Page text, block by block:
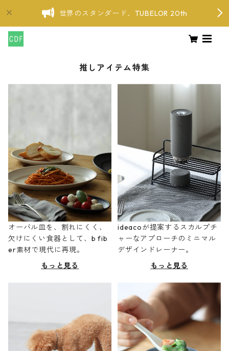
世界のスタンダード、TUBELOR 20th
推しアイテム特集
オーバル皿を、割れにくく、
欠けにくい食器として、b fib
er素材で現代に再現。
もっと見る
ideacoが提案するスカルプチ
ャーなアプローチのミニマル
デザインドレーナー。
もっと見る